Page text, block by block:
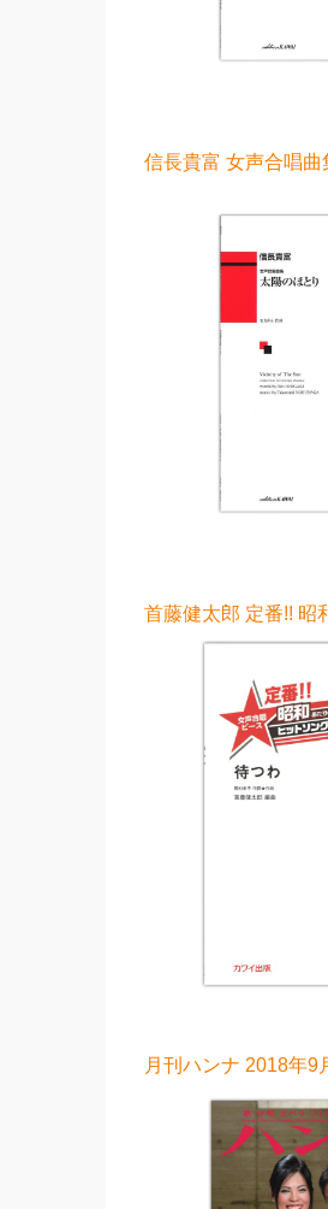
信長貴富 女声合唱
首藤健太郎 定番!!
月刊ハンナ 2018年